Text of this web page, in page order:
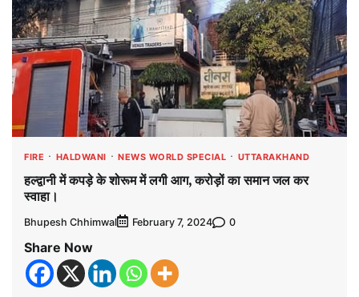
FIRE HALDWANI NEWS WORLD SPECIAL UTTARAKHAND
हल्द्वानी में कपड़े के शोरूम में लगी आग, करोड़ों का समान जल कर
स्वाहा।
Bhupesh Chhimwal February 7, 2024 0
Share Now